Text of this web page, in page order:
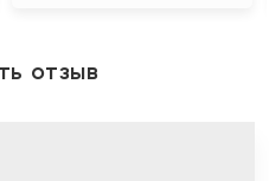
отзыв